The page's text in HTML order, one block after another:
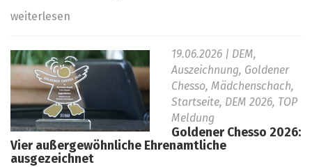
weiterlesen
19.06.2026 | DEM,
Auszeichnung, Goldener
Chesso, Mädchenschach,
Startseite, DEM 2026, TOP
Meldung
Goldener Chesso 2026:
Vier außergewöhnliche Ehrenamtliche
ausgezeichnet